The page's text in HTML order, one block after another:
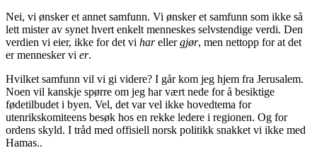
Nei, vi ønsker et annet samfunn. Vi ønsker et samfunn som ikke så
lett mister av synet hvert enkelt menneskes selvstendige verdi. Den
verdien vi eier, ikke for det vi harellergjør, men nettopp for at det
er mennesker vi er.
Hvilket samfunn vil vi gi videre? I går kom jeg hjem fra Jerusalem.
Noen vil kanskje spørre om jeg har vært nede for å besiktige
fødetilbudet i byen. Vel, det var vel ikke hovedtema for
utenrikskomiteens besøk hos en rekke ledere i regionen. Og for
ordens skyld. I tråd med offisiell norsk politikk snakket vi ikke med
Hamas..